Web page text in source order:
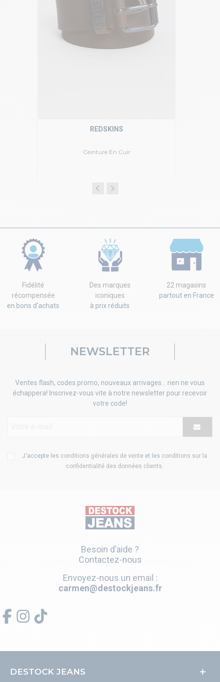
Ceinture En Cuir
REDSKINS
Fidélité
récompensée
en bons d'achats
Des marques
iconiques
à prix réduits
22 magasins
partout en France
NEWSLETTER
Ventes flash, codes promo, nouveaux arrivages... rien ne vous
échappera! Inscrivez-vous vite à notre newsletter pour recevoir
votre code!
J'accepte les conditions générales de vente et les conditions sur la
confidentialité des données clients
Besoin d’aide ?
Contactez-nous
Envoyez-nous un email :
carmen@destockjeans.fr
DESTOCK JEANS